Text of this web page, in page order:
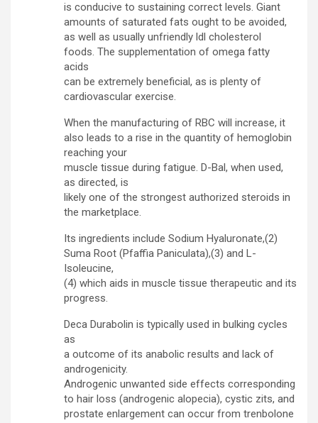
is conducive to sustaining correct levels. Giant
amounts of saturated fats ought to be avoided,
as well as usually unfriendly ldl cholesterol
foods. The supplementation of omega fatty
acids
can be extremely beneficial, as is plenty of
cardiovascular exercise.
When the manufacturing of RBC will increase, it
also leads to a rise in the quantity of hemoglobin
reaching your
muscle tissue during fatigue. D-Bal, when used,
as directed, is
likely one of the strongest authorized steroids in
the marketplace.
Its ingredients include Sodium Hyaluronate,(2)
Suma Root (Pfaffia Paniculata),(3) and L-
Isoleucine,
(4) which aids in muscle tissue therapeutic and its
progress.
Deca Durabolin is typically used in bulking cycles
as
a outcome of its anabolic results and lack of
androgenicity.
Androgenic unwanted side effects corresponding
to hair loss (androgenic alopecia), cystic zits, and
prostate enlargement can occur from trenbolone